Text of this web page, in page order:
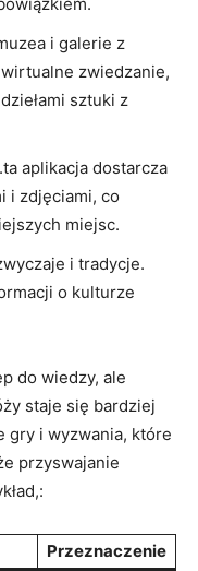
i galerie z
zwiedzanie,
sztuki z
aplikacja dostarcza‌
i zdjęciami, co
miejsc.
i tradycje.
o kulturze⁤
do wiedzy,‌ ale
staje​ się ​bardziej⁤
gry ‍i​ wyzwania, które
przyswajanie
Przeznaczenie